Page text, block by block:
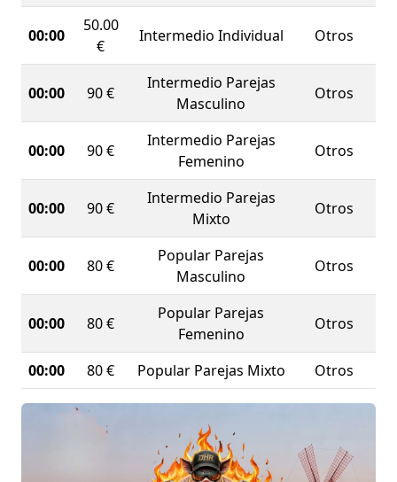
00:00
50.00
€
Intermedio Individual Otros
00:00 90 €
Intermedio Parejas
Masculino
Otros
00:00 90 €
Intermedio Parejas
Femenino
Otros
00:00 90 €
Intermedio Parejas
Mixto
Otros
00:00 80 €
Popular Parejas
Masculino
Otros
00:00 80 €
Popular Parejas
Femenino
Otros
00:00 80 € Popular Parejas Mixto Otros